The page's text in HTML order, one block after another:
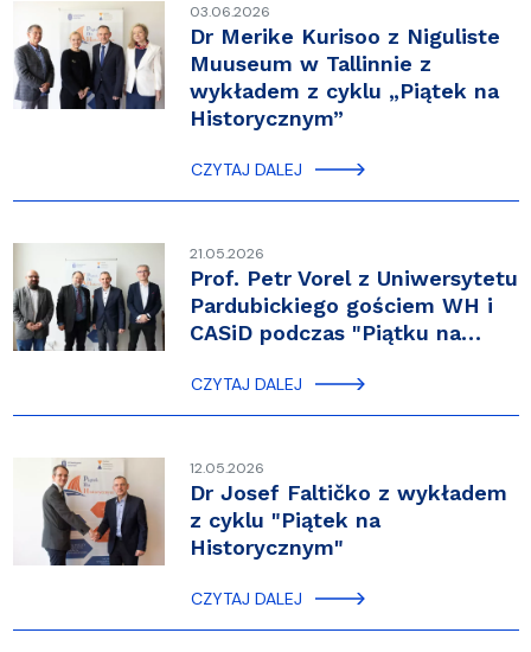
03.06.2026
Dr Merike Kurisoo z Niguliste
Muuseum w Tallinnie z
wykładem z cyklu „Piątek na
Historycznym”
CZYTAJ DALEJ
21.05.2026
Prof. Petr Vorel z Uniwersytetu
Pardubickiego gościem WH i
CASiD podczas "Piątku na…
CZYTAJ DALEJ
12.05.2026
Dr Josef Faltičko z wykładem
z cyklu "Piątek na
Historycznym"
CZYTAJ DALEJ